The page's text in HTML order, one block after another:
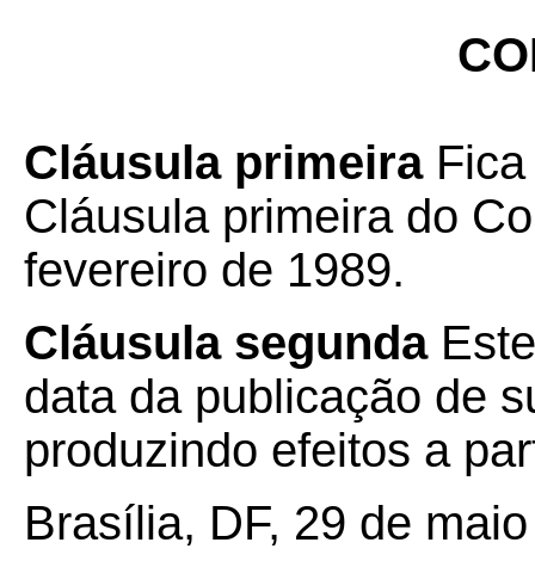
Cláusula primeira
Cláusula primeira do
fevereiro de 1989.
Cláusula segunda
data da publicação de
produzindo efeitos a
Brasília, DF, 29 de